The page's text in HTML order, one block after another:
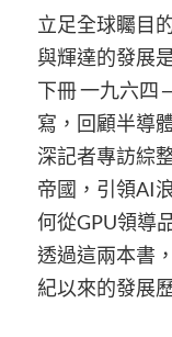
立足全球矚目
與輝達的發展
下冊 一九六四
寫，回顧半導
深記者專訪綜
帝國，引領AI
何從GPU領導
透過這兩本書
紀以來的發展